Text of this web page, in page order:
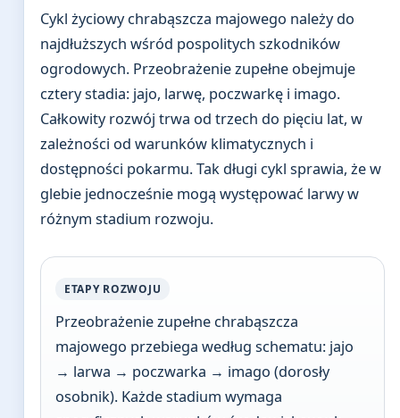
Cykl życiowy chrabąszcza majowego należy do
najdłuższych wśród pospolitych szkodników
ogrodowych. Przeobrażenie zupełne obejmuje
cztery stadia: jajo, larwę, poczwarkę i imago.
Całkowity rozwój trwa od trzech do pięciu lat, w
zależności od warunków klimatycznych i
dostępności pokarmu. Tak długi cykl sprawia, że w
glebie jednocześnie mogą występować larwy w
różnym stadium rozwoju.
ETAPY ROZWOJU
Przeobrażenie zupełne chrabąszcza
majowego przebiega według schematu: jajo
→ larwa → poczwarka → imago (dorosły
osobnik). Każde stadium wymaga